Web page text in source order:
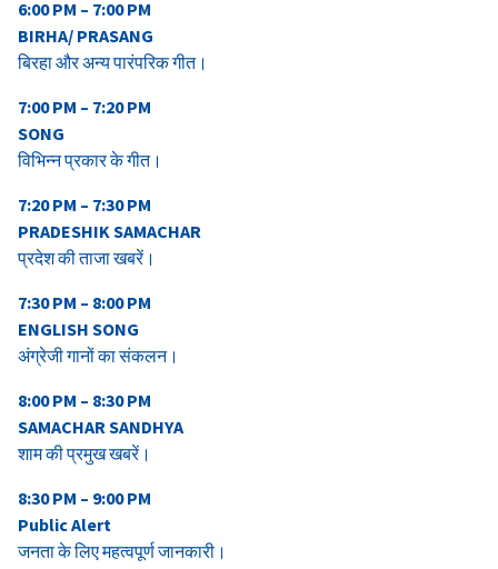
6:00 PM – 7:00 PM
BIRHA/ PRASANG
बिरहा और अन्य पारंपरिक गीत।
7:00 PM – 7:20 PM
SONG
विभिन्न प्रकार के गीत।
7:20 PM – 7:30 PM
PRADESHIK SAMACHAR
प्रदेश की ताजा खबरें।
7:30 PM – 8:00 PM
ENGLISH SONG
अंग्रेजी गानों का संकलन।
8:00 PM – 8:30 PM
SAMACHAR SANDHYA
शाम की प्रमुख खबरें।
8:30 PM – 9:00 PM
Public Alert
जनता के लिए महत्वपूर्ण जानकारी।